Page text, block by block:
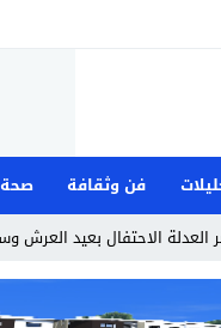
فن وثقافة صحة